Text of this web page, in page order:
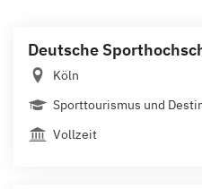
Deutsche
Köln
Sporttourismus und
Vollzeit